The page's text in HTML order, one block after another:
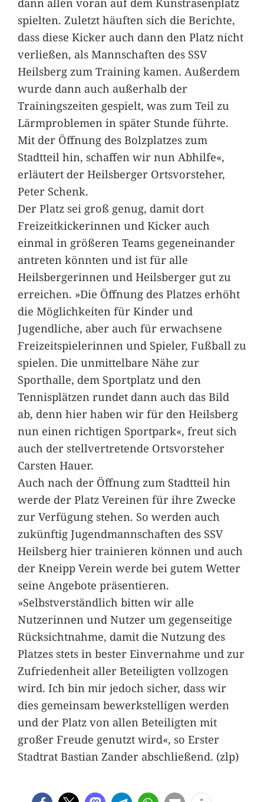
spielten. Zuletzt häuften sich die Berichte,
dass diese Kicker auch dann den Platz nicht
verließen, als Mannschaften des SSV
Heilsberg zum Training kamen. Außerdem
wurde dann auch außerhalb der
Trainingszeiten gespielt, was zum Teil zu
Lärmproblemen in später Stunde führte.
Mit der Öffnung des Bolzplatzes zum
Stadtteil hin, schaffen wir nun Abhilfe«,
erläutert der Heilsberger Ortsvorsteher,
Peter Schenk.
Der Platz sei groß genug, damit dort
Freizeitkickerinnen und Kicker auch
einmal in größeren Teams gegeneinander
antreten könnten und ist für alle
Heilsbergerinnen und Heilsberger gut zu
erreichen. »Die Öffnung des Platzes erhöht
die Möglichkeiten für Kinder und
Jugendliche, aber auch für erwachsene
Freizeitspielerinnen und Spieler, Fußball zu
spielen. Die unmittelbare Nähe zur
Sporthalle, dem Sportplatz und den
Tennisplätzen rundet dann auch das Bild
ab, denn hier haben wir für den Heilsberg
nun einen richtigen Sportpark«, freut sich
auch der stellvertretende Ortsvorsteher
Carsten Hauer.
Auch nach der Öffnung zum Stadtteil hin
werde der Platz Vereinen für ihre Zwecke
zur Verfügung stehen. So werden auch
zukünftig Jugendmannschaften des SSV
Heilsberg hier trainieren können und auch
der Kneipp Verein werde bei gutem Wetter
seine Angebote präsentieren.
»Selbstverständlich bitten wir alle
Nutzerinnen und Nutzer um gegenseitige
Rücksichtnahme, damit die Nutzung des
Platzes stets in bester Einvernahme und zur
Zufriedenheit aller Beteiligten vollzogen
wird. Ich bin mir jedoch sicher, dass wir
dies gemeinsam bewerkstelligen werden
und der Platz von allen Beteiligten mit
großer Freude genutzt wird«, so Erster
Stadtrat Bastian Zander abschließend. (zlp)